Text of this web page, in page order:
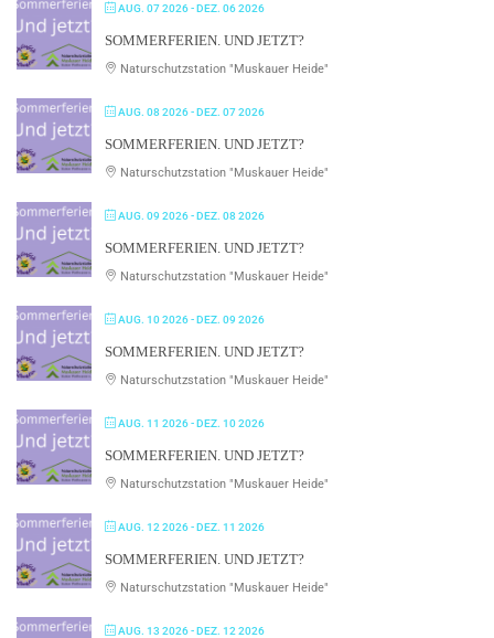
AUG. 07 2026- DEZ. 06 2026
SOMMERFERIEN. UND JETZT?
Naturschutzstation "Muskauer Heide"
AUG. 08 2026- DEZ. 07 2026
SOMMERFERIEN. UND JETZT?
Naturschutzstation "Muskauer Heide"
AUG. 09 2026- DEZ. 08 2026
SOMMERFERIEN. UND JETZT?
Naturschutzstation "Muskauer Heide"
AUG. 10 2026- DEZ. 09 2026
SOMMERFERIEN. UND JETZT?
Naturschutzstation "Muskauer Heide"
AUG. 11 2026- DEZ. 10 2026
SOMMERFERIEN. UND JETZT?
Naturschutzstation "Muskauer Heide"
AUG. 12 2026- DEZ. 11 2026
SOMMERFERIEN. UND JETZT?
Naturschutzstation "Muskauer Heide"
AUG. 13 2026- DEZ. 12 2026